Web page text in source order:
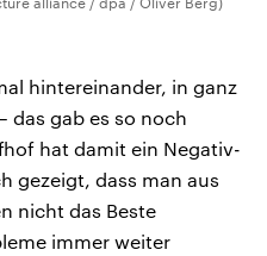
hintereinander, in ganz
das gab es so noch
hat damit ein Negativ-
gezeigt, dass man aus
nicht das Beste
immer weiter